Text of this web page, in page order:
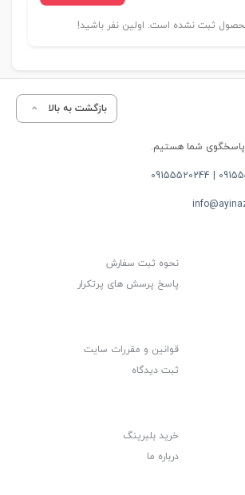
ثبت نشده است. اولین نفر باشید!
بازگشت به بالا
نحوه ثبت سفارش
پاسخ پرسش های پرتکرار
قوانین و مقررات سایت
ثبت دیدگاه
خرید بلبرینگ
درباره ما